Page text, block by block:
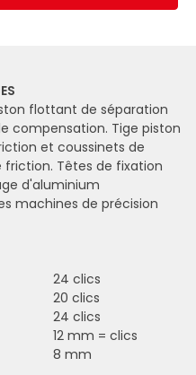
flottant de séparation
compensation. Tige piston
et coussinets de
Têtes de fixation
d'aluminium
machines de précision
24 clics
20 clics
24 clics
12 mm = clics
8 mm